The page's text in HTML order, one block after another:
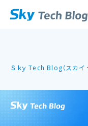
Ｓｋｙ Tech Blog（スカイ